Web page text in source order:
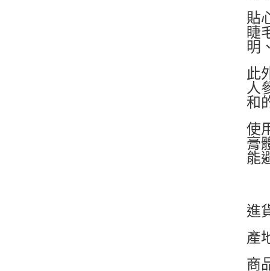
貼
睫
明
此
人
和
使
膏
能
進
產
商